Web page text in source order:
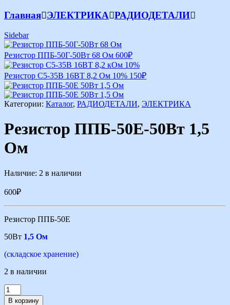
Главная ЭЛЕКТРИКА РАДИОДЕТАЛИ
Sidebar
Резистор ППБ-50Г-50Вт 68 Ом 600₽
Резистор С5-35В 16ВТ 8,2 Ом 10% 150₽
Категории: Каталог, РАДИОДЕТАЛИ, ЭЛЕКТРИКА
Резистор ППБ-50Е-50Вт 1,5
Ом
Наличие: 2 в наличии
600₽
Резистор ППБ-50Е
50Вт 1,5 Ом
(складское хранение)
2 в наличии
В корзину